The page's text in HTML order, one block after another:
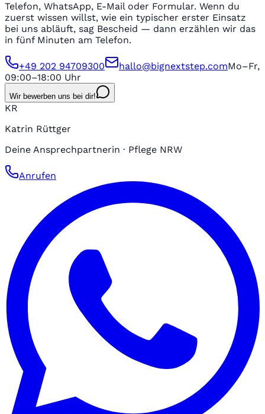
Telefon, WhatsApp, E-Mail oder Formular. Wenn du
zuerst wissen willst, wie ein typischer erster Einsatz
bei uns abläuft, sag Bescheid — dann erzählen wir das
in fünf Minuten am Telefon.
+49 202 94709300 hallo@bignextstep.comMo–Fr,
09:00–18:00 Uhr
Wir bewerben uns bei dir!
KR
Katrin Rüttger
Deine Ansprechpartnerin · Pflege NRW
Anrufen